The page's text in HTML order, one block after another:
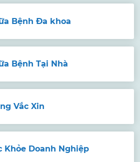
Bệnh Đa khoa
Bệnh Tại Nhà
Vắc Xin
Khỏe Doanh Nghiệp